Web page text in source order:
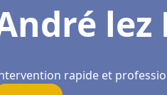
lez
rapide et